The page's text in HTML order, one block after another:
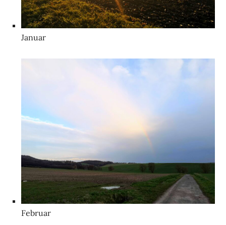
Januar
Februar